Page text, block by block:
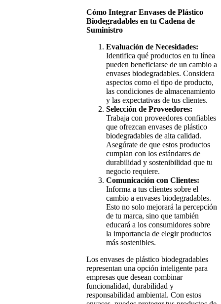
Cómo Integrar Envases de Plástico
Biodegradables en tu Cadena de
Suministro
Evaluación de Necesidades:
Identifica qué productos en tu línea
pueden beneficiarse de un cambio a
envases biodegradables. Considera
aspectos como el tipo de producto,
las condiciones de almacenamiento
y las expectativas de tus clientes.
Selección de Proveedores:
Trabaja con proveedores confiables
que ofrezcan envases de plástico
biodegradables de alta calidad.
Asegúrate de que estos productos
cumplan con los estándares de
durabilidad y sostenibilidad que tu
negocio requiere.
Comunicación con Clientes:
Informa a tus clientes sobre el
cambio a envases biodegradables.
Esto no solo mejorará la percepción
de tu marca, sino que también
educará a los consumidores sobre
la importancia de elegir productos
más sostenibles.
Los envases de plástico biodegradables
representan una opción inteligente para
empresas que desean combinar
funcionalidad, durabilidad y
responsabilidad ambiental. Con estos